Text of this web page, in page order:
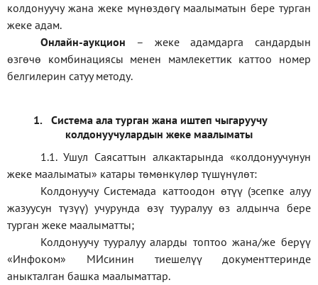
колдонуучу жана жеке мүнөздөгү маалыматын бере турган
жеке адам.
Онлайн-аукцион – жеке адамдарга сандардын
өзгөчө комбинациясы менен мамлекеттик каттоо номер
белгилерин сатуу методу.
1. Система ала турган жана иштеп чыгаруучу
колдонуучулардын жеке маалыматы
1.1. Ушул Саясаттын алкактарында«колдонуучунун
жеке маалыматы» катары төмөнкүлөр түшүнүлөт:
Колдонуучу Системада каттоодон өтүү (эсепке алуу
жазуусун түзүү) учурунда өзү тууралуу өз алдынча бере
турган жеке маалыматты;
Колдонуучу тууралуу аларды топтоо жана/же берүү
«Инфоком» МИсинин тиешелүү документтеринде
аныкталган башка маалыматтар.